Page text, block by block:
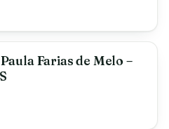
Farias de Melo –